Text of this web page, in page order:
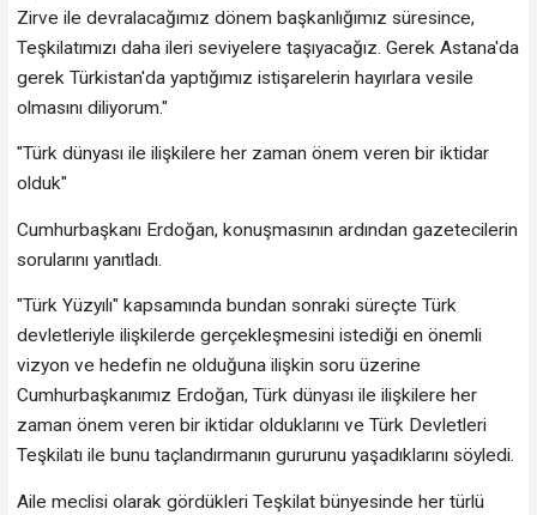
Zirve ile devralacağımız dönem başkanlığımız süresince,
Teşkilatımızı daha ileri seviyelere taşıyacağız. Gerek Astana'da
gerek Türkistan'da yaptığımız istişarelerin hayırlara vesile
olmasını diliyorum."
"Türk dünyası ile ilişkilere her zaman önem veren bir iktidar
olduk"
Cumhurbaşkanı Erdoğan, konuşmasının ardından gazetecilerin
sorularını yanıtladı.
"Türk Yüzyılı" kapsamında bundan sonraki süreçte Türk
devletleriyle ilişkilerde gerçekleşmesini istediği en önemli
vizyon ve hedefin ne olduğuna ilişkin soru üzerine
Cumhurbaşkanımız Erdoğan, Türk dünyası ile ilişkilere her
zaman önem veren bir iktidar olduklarını ve Türk Devletleri
Teşkilatı ile bunu taçlandırmanın gururunu yaşadıklarını söyledi.
Aile meclisi olarak gördükleri Teşkilat bünyesinde her türlü